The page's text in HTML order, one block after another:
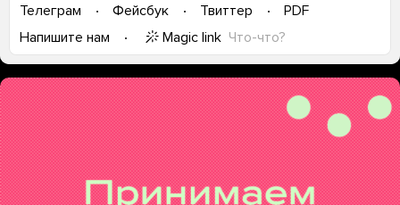
Телеграм
Фейсбук Твиттер
PDF
Напишите нам
Magic link Что-что?